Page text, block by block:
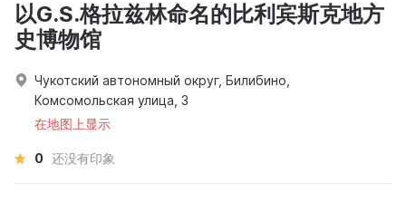
以G.S.格拉兹林命名的比利宾斯克地方
史博物馆
Чукотский автономный округ, Билибино,
Комсомольская улица, 3
在地图上显示
0 还没有印象